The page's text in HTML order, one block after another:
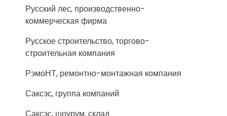
Русский лес, производственно-
коммерческая фирма
Русское строительство, торгово-
строительная компания
РэмоНТ, ремонтно-монтажная компания
Саксэс, группа компаний
Саксэс, шоурум, склад